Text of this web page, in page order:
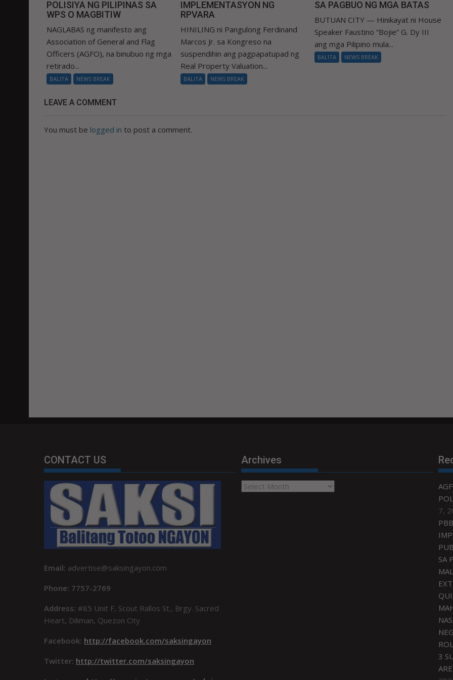
POLISIYA NG PILIPINAS SA
WPS O MAGBITIW
NAGLABAS ng manifesto ang
Association of General and Flag
Officers (AGFO), na binubuo ng mga
retirado...
BALITA NEWS BREAK
IMPLEMENTASYON NG
RPVARA
HINILING ni Pangulong Ferdinand
Marcos Jr. sa Kongreso na
suspendihin ang pagpapatupad ng
Real Property Valuation...
BALITA NEWS BREAK
SA PAGBUO NG MGA BATAS
BUTUAN CITY — Hinikayat ni House
Speaker Faustino “Bojie” G. Dy III
ang mga Pilipino mula...
BALITA NEWS BREAK
LEAVE A COMMENT
You must be logged in to post a comment.
CONTACT US
Email: advertise@saksingayon.com
Phone: 7757-2769
Address: #85 Unit F, Scout Rallos St., Brgy. Sacred
Heart, Diliman, Quezon City
Facebook: http://facebook.com/saksingayon
Twitter: http://twitter.com/saksingayon
Archives
Archives
7,
SA
3